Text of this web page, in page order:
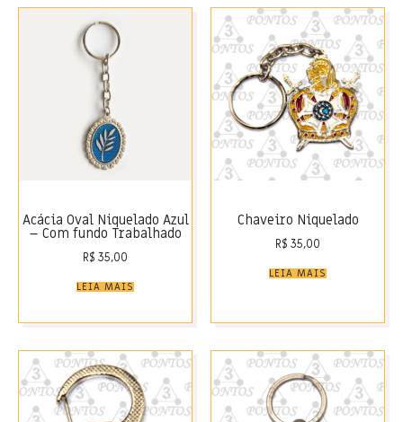
Acácia Oval Niquelado Azul
– Com fundo Trabalhado
R$ 35,00
LEIA MAIS
Chaveiro Niquelado
R$ 35,00
LEIA MAIS